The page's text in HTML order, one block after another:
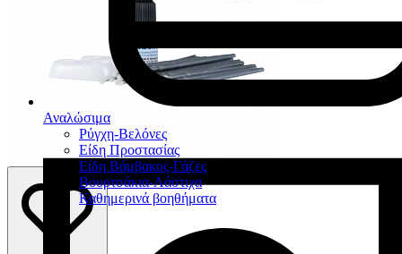
Αναλώσιμα
Ρύγχη-Βελόνες
Είδη Προστασίας
Είδη Βάμβακος-Γάζες
Βουρτσάκια-Λάστιχα
Καθημερινά βοηθήματα